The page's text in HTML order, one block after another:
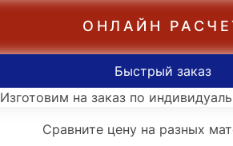
ОНЛАЙН
Быстрый заказ
Изготовим на заказ по
Сравните цену на разных